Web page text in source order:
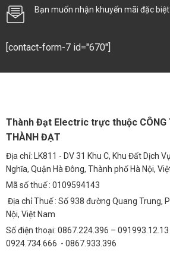
vườn.
50W – Phù hợp công viên,
60W – Thích hợp không
biệt thự.
Bạn muốn nhận khuyến mãi đặc
[contact-form-7 id="670"]
Thành Đạt Electric trực thuộc CÔNG
THÀNH ĐẠT
Địa chỉ: LK811 - DV 31 Khu C, Khu Đất Dịch
Nghĩa, Quận Hà Đông, Thành phố Hà Nội,
Mã số thuế : 0109594143
Địa chỉ Thuế : Số 938 đường Quang Trung,
Nội, Việt Nam
Số điện thoại: 0867.224.396 –
0924.734.666 - 0867.933.396